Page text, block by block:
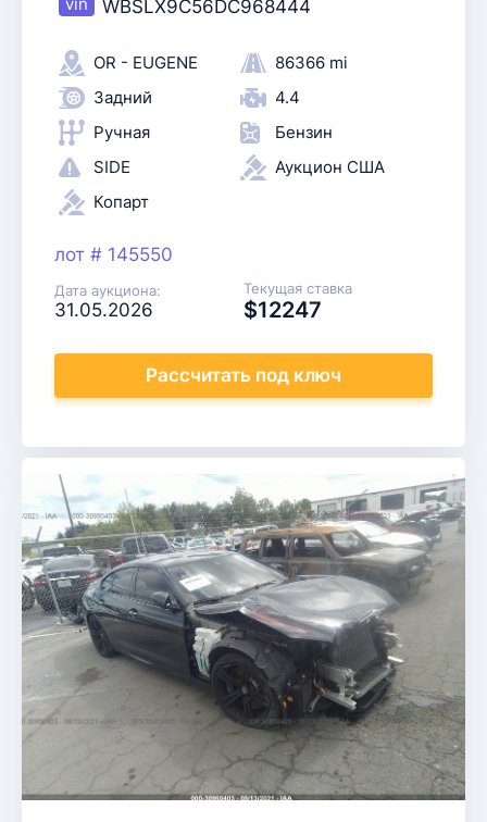
WBSLX9C56DC968444
OR - EUGENE
86366 mi
Задний
4.4
Ручная
Бензин
SIDE
Аукцион США
Копарт
лот # 145550
Дата аукциона:
31.05.2026
Текущая ставка
$12247
Рассчитать под ключ